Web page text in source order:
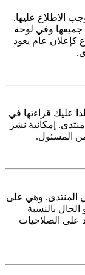
الاطلاع عليها.
جميعها وفي لوحة
عام يعود
عليك قراءتها في
إمكانية نشر
المسئول.
المنتدى. وهي على
بالنسبة
على الصلاحيات